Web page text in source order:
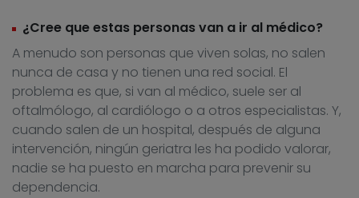
¿Cree que estas personas van a ir al médico?
A menudo son personas que viven solas, no salen
nunca de casa y no tienen una red social. El
problema es que, si van al médico, suele ser al
oftalmólogo, al cardiólogo o a otros especialistas. Y,
cuando salen de un hospital, después de alguna
intervención, ningún geriatra les ha podido valorar,
nadie se ha puesto en marcha para prevenir su
dependencia.